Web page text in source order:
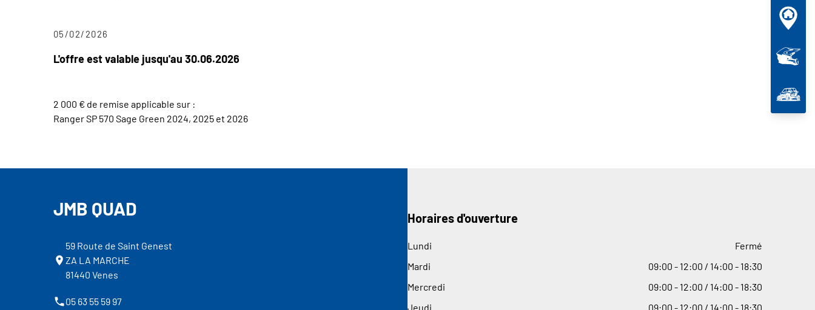
05/02/2026
L'offre est valable jusqu'au 30.06.2026
2 000 € de remise applicable sur :
Ranger SP 570 Sage Green 2024, 2025 et 2026
JMB QUAD
59 Route de Saint Genest
ZA LA MARCHE
81440 Venes
05 63 55 59 97
Horaires d'ouverture
Lundi
Fermé
Mardi
09:00 - 12:00 / 14:00 - 18:30
Mercredi
09:00 - 12:00 / 14:00 - 18:30
Jeudi
09:00 - 12:00 / 14:00 - 18:30